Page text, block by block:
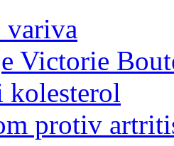
variva
Victorie
kolesterol
protiv